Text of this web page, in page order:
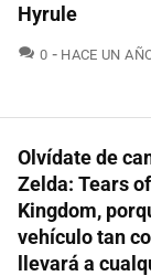
Hyrule
0 COMENTARIOS
HACE UN
Olvídate de
Zelda: Tears
Kingdom,
vehículo tan
llevará a